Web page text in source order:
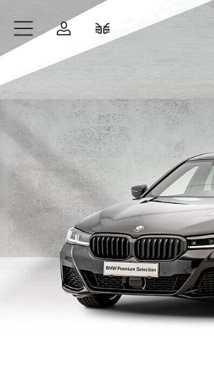
Zum Hauptinhalt springen
AnmeldenFahrzeugvergleich